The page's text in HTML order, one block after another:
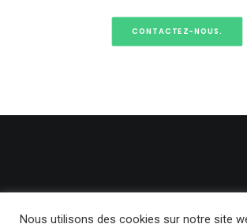
CONTACTEZ-NOUS.
Nous utilisons des cookies sur notre site